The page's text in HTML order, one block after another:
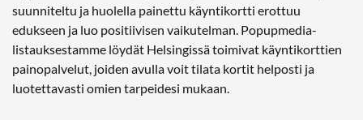
suunniteltu ja huolella painettu käyntikortti erottuu
edukseen ja luo positiivisen vaikutelman. Popupmedia-
listauksestamme löydät Helsingissä toimivat käyntikorttien
painopalvelut, joiden avulla voit tilata kortit helposti ja
luotettavasti omien tarpeidesi mukaan.